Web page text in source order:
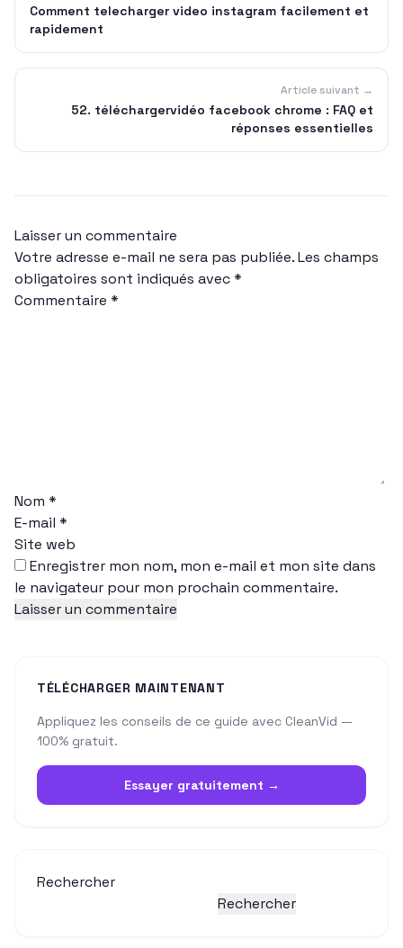
Comment telecharger video instagram facilement et
rapidement
Article suivant →
52. téléchargervidéo facebook chrome : FAQ et
réponses essentielles
Laisser un commentaire
Votre adresse e-mail ne sera pas publiée.Les champs
obligatoires sont indiqués avec*
Commentaire *
Nom *
E-mail *
Site web
Enregistrer mon nom, mon e-mail et mon site dans
le navigateur pour mon prochain commentaire.
TÉLÉCHARGER MAINTENANT
Appliquez les conseils de ce guide avec CleanVid —
100% gratuit.
Essayer gratuitement →
Rechercher
Rechercher